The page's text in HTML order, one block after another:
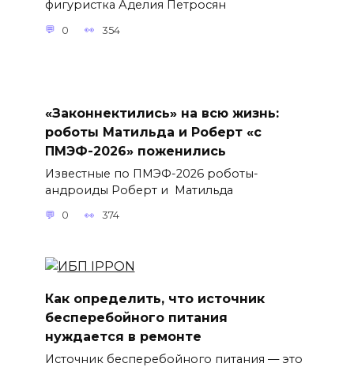
фигуристка Аделия Петросян
0 354
«Законнектились» на всю жизнь:
роботы Матильда и Роберт «с
ПМЭФ-2026» поженились
Известные по ПМЭФ-2026 роботы-
андроиды Роберт и Матильда
0 374
Как определить, что источник
бесперебойного питания
нуждается в ремонте
Источник бесперебойного питания — это